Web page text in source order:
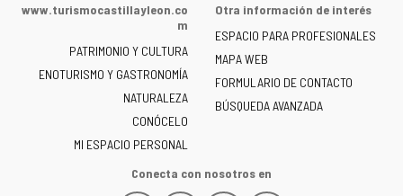
la
de
Castilla
y
León
-
www.turismocastillayleon.co
m
PATRIMONIO Y CULTURA
ENOTURISMO Y GASTRONOMÍA
NATURALEZA
CONÓCELO
MI ESPACIO PERSONAL
Otra información de interés
ESPACIO PARA PROFESIONALES
MAPA WEB
FORMULARIO DE CONTACTO
BÚSQUEDA AVANZADA
Conecta con nosotros en